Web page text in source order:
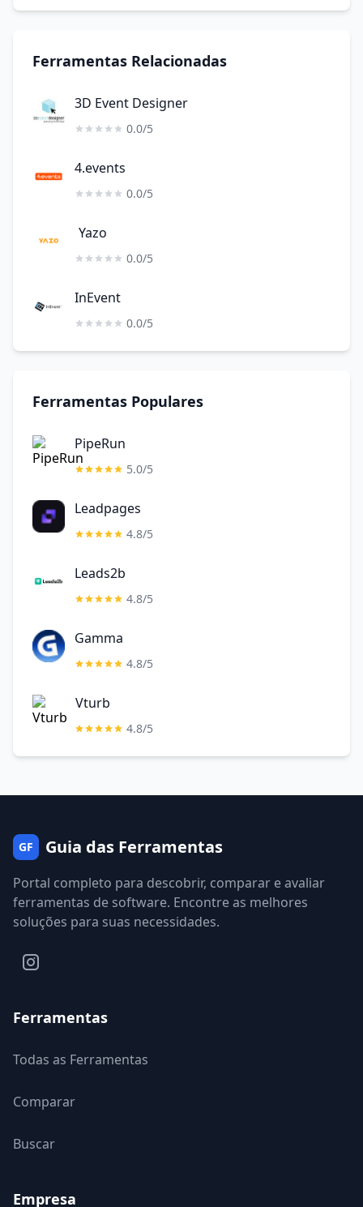
Ferramentas Relacionadas
3D Event Designer
0.0/5
4.events
0.0/5
Yazo
0.0/5
InEvent
0.0/5
Ferramentas Populares
PipeRun
5.0/5
Leadpages
4.8/5
Leads2b
4.8/5
Gamma
4.8/5
Vturb
4.8/5
GF Guia das Ferramentas
Portal completo para descobrir, comparar e avaliar
ferramentas de software. Encontre as melhores
soluções para suas necessidades.
Ferramentas
Todas as Ferramentas
Comparar
Buscar
Empresa